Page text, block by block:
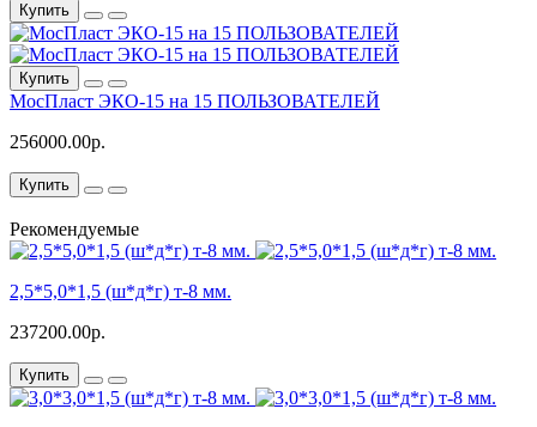
Купить
Купить
МосПласт ЭКО‑15 на 15 ПОЛЬЗОВАТЕЛЕЙ
256000.00р.
Купить
Рекомендуемые
2,5*5,0*1,5 (ш*д*г) т-8 мм.
237200.00р.
Купить